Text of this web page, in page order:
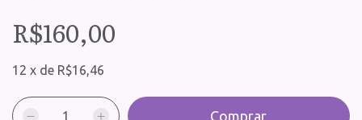
R$160,00
12 x de R$16,46